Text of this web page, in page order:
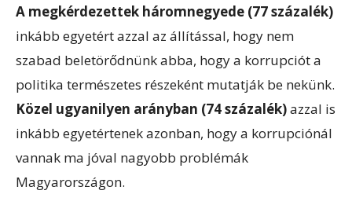
A megkérdezettek háromnegyede (77 százalék)
inkább egyetért azzal az állítással, hogy nem
szabad beletörődnünk abba, hogy a korrupciót a
politika természetes részeként mutatják be nekünk.
Közel ugyanilyen arányban (74 százalék)azzal is
inkább egyetértenek azonban, hogy a korrupciónál
vannak ma jóval nagyobb problémák
Magyarországon.